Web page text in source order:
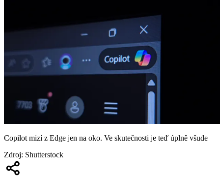
Copilot mizí z Edge jen na oko. Ve skutečnosti je teď úplně všude
Zdroj: Shutterstock